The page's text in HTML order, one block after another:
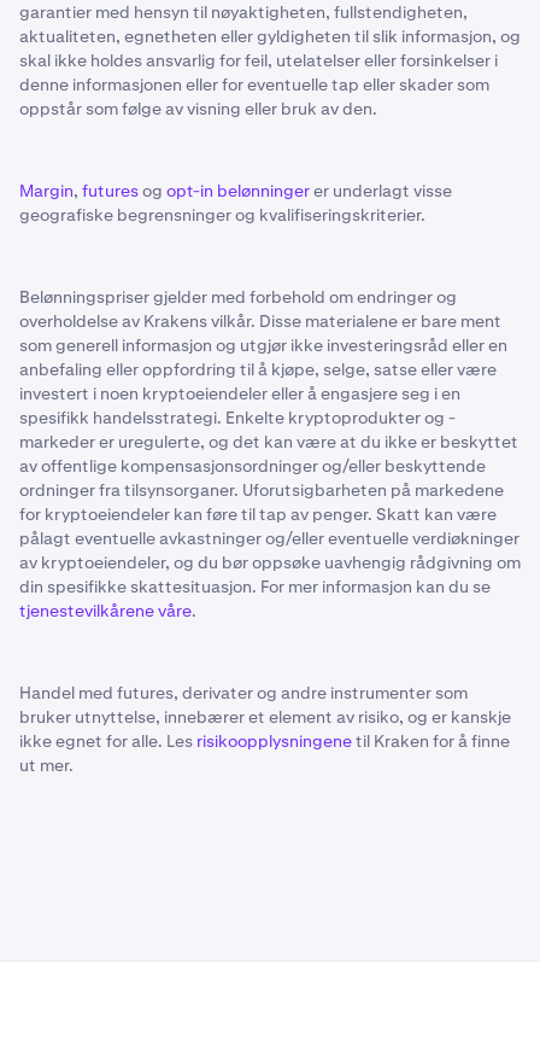
garantier med hensyn til nøyaktigheten, fullstendigheten,
aktualiteten, egnetheten eller gyldigheten til slik informasjon, og
skal ikke holdes ansvarlig for feil, utelatelser eller forsinkelser i
denne informasjonen eller for eventuelle tap eller skader som
oppstår som følge av visning eller bruk av den.
Margin, futuresog opt-in belønningerer underlagt visse
geografiske begrensninger og kvalifiseringskriterier.
Belønningspriser gjelder med forbehold om endringer og
overholdelse av Krakens vilkår. Disse materialene er bare ment
som generell informasjon og utgjør ikke investeringsråd eller en
anbefaling eller oppfordring til å kjøpe, selge, satse eller være
investert i noen kryptoeiendeler eller å engasjere seg i en
spesifikk handelsstrategi. Enkelte kryptoprodukter og -
markeder er uregulerte, og det kan være at du ikke er beskyttet
av offentlige kompensasjonsordninger og/eller beskyttende
ordninger fra tilsynsorganer. Uforutsigbarheten på markedene
for kryptoeiendeler kan føre til tap av penger. Skatt kan være
pålagt eventuelle avkastninger og/eller eventuelle verdiøkninger
av kryptoeiendeler, og du bør oppsøke uavhengig rådgivning om
din spesifikke skattesituasjon. For mer informasjon kan du se
tjenestevilkårene våre.
Handel med futures, derivater og andre instrumenter som
bruker utnyttelse, innebærer et element av risiko, og er kanskje
ikke egnet for alle. Les risikoopplysningenetil Kraken for å finne
ut mer.